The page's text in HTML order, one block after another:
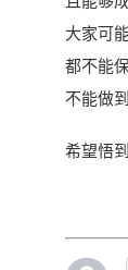
大家可
都不能
不能做
希望悟